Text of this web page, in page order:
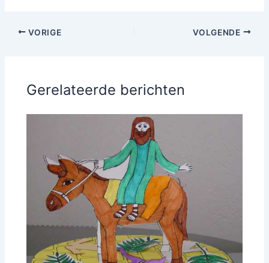
VORIGE VOLGENDE
Gerelateerde berichten